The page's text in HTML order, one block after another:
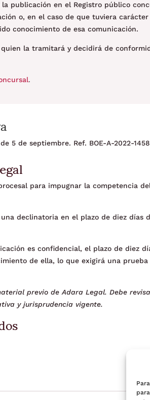
publicación en el Registro público
o, en el caso de que tuviera carácter
conocimiento de esa comunicación.
la tramitará y decidirá de
.
5 de septiembre. Ref. BOE-A-2022-
para impugnar la competencia
declinatoria en el plazo de diez días
es confidencial, el plazo de diez
de ella, lo que exigirá una prueba
previo de Adara Legal. Debe
y jurisprudencia vigente.